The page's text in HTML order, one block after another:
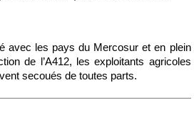
avec les pays du Mercosur et en plein
de l’A412, les exploitants agricoles
secoués de toutes parts.